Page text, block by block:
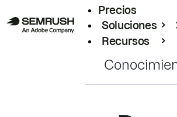
Precios
Soluciones
Recursos